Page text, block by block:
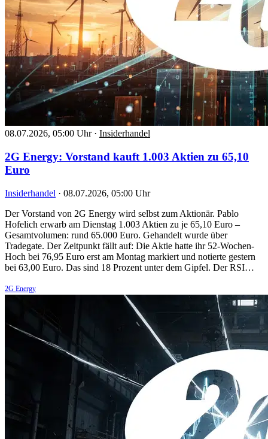
08.07.2026, 05:00 Uhr · Insiderhandel
2G Energy: Vorstand kauft 1.003 Aktien zu 65,10
Euro
Insiderhandel · 08.07.2026, 05:00 Uhr
Der Vorstand von 2G Energy wird selbst zum Aktionär. Pablo
Hofelich erwarb am Dienstag 1.003 Aktien zu je 65,10 Euro –
Gesamtvolumen: rund 65.000 Euro. Gehandelt wurde über
Tradegate. Der Zeitpunkt fällt auf: Die Aktie hatte ihr 52-Wochen-
Hoch bei 76,95 Euro erst am Montag markiert und notierte gestern
bei 63,00 Euro. Das sind 18 Prozent unter dem Gipfel. Der RSI…
2G Energy